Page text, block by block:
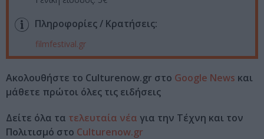
Πληροφορίες / Κρατήσεις:
filmfestival.gr
Ακολουθήστε το Culturenow.gr στο Google News και
μάθετε πρώτοι όλες τις ειδήσεις
Δείτε όλα τα τελευταία νέα για την Τέχνη και τον
Πολιτισμό στο Culturenow.gr